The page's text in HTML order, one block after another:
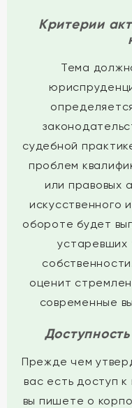
Критерии
Тема
судебной
проблем
или правовых
искусственного
обороте будет
устаревших
оценит
современные
Прежде чем
вас есть доступ
вы пишете о